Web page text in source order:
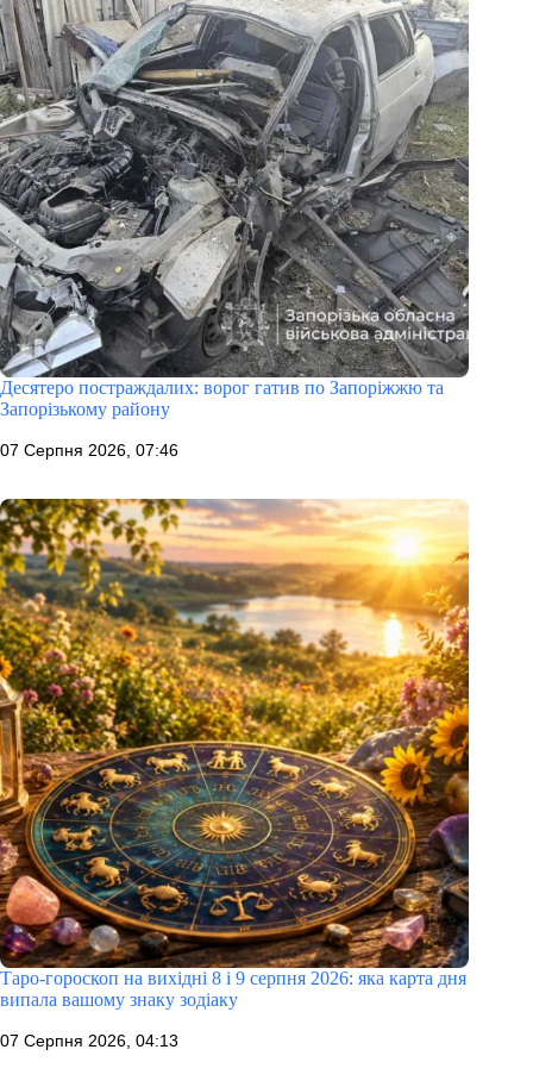
Десятеро постраждалих: ворог гатив по Запоріжжю та
Запорізькому району
07 Серпня 2026, 07:46
Таро-гороскоп на вихідні 8 і 9 серпня 2026: яка карта дня
випала вашому знаку зодіаку
07 Серпня 2026, 04:13